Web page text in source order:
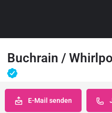
Buchrain /
E-Mail senden